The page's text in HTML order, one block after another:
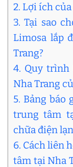
2. Lợi ích
3. Tại sao
Limosa lắp
Trang?
4. Quy trình
Nha Trang
5. Bảng
trung tâm
chữa điện
6. Cách liên
tâm tại Nha